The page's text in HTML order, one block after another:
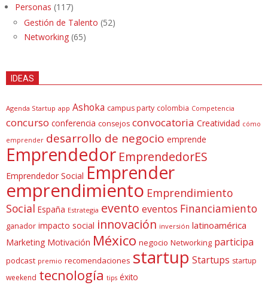
Personas (117)
Gestión de Talento (52)
Networking (65)
IDEAS
Agenda Startup app Ashoka campus party colombia Competencia
concurso conferencia consejos convocatoria Creatividad cómo
emprender desarrollo de negocio emprende
Emprendedor EmprendedorES
Emprendedor Social Emprender
emprendimiento Emprendimiento
Social España Estrategia evento eventos Financiamiento
ganador impacto social innovación inversión latinoamérica
Marketing Motivación México negocio Networking participa
podcast premio recomendaciones startup Startups startup
weekend tecnología tips éxito